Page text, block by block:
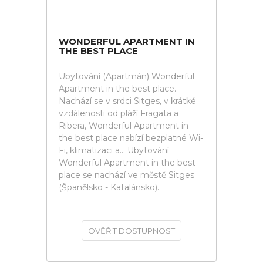
WONDERFUL APARTMENT IN
THE BEST PLACE
Ubytování (Apartmán) Wonderful
Apartment in the best place.
Nachází se v srdci Sitges, v krátké
vzdálenosti od pláží Fragata a
Ribera, Wonderful Apartment in
the best place nabízí bezplatné Wi-
Fi, klimatizaci a... Ubytování
Wonderful Apartment in the best
place se nachází ve městě Sitges
(Španělsko - Katalánsko).
OVĚŘIT DOSTUPNOST